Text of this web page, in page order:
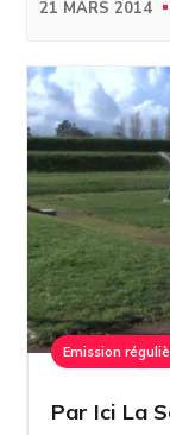
21 MARS 2014
Emission
Par Ici La